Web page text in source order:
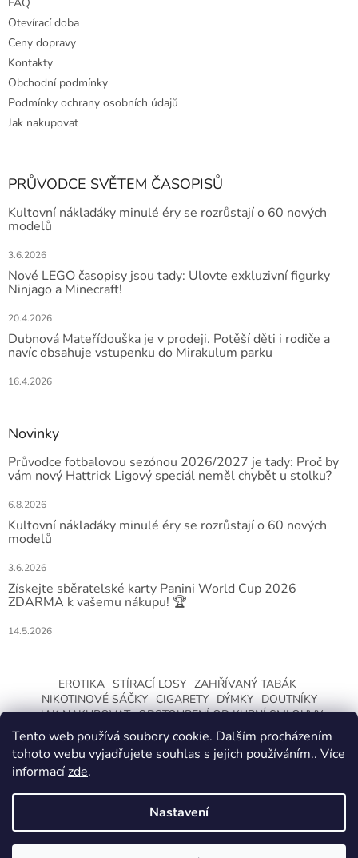
Tento web používá soubory cookie. Dalším procházením
tohoto webu vyjadřujete souhlas s jejich používáním.. Více
informacízde.
Nastavení
Otevírací doba
Ceny dopravy
Kontakty
Obchodní podmínky
Podmínky ochrany osobních údajů
Jak nakupovat
PRŮVODCE SVĚTEM ČASOPISŮ
Kultovní náklaďáky minulé éry se rozrůstají o 60 nových
modelů
3.6.2026
Nové LEGO časopisy jsou tady: Ulovte exkluzivní figurky
Ninjago a Minecraft!
20.4.2026
Dubnová Mateřídouška je v prodeji. Potěší děti i rodiče a
navíc obsahuje vstupenku do Mirakulum parku
16.4.2026
Novinky
Průvodce fotbalovou sezónou 2026/2027 je tady: Proč by
vám nový Hattrick Ligový speciál neměl chybět u stolku?
6.8.2026
Kultovní náklaďáky minulé éry se rozrůstají o 60 nových
modelů
3.6.2026
Získejte sběratelské karty Panini World Cup 2026
ZDARMA k vašemu nákupu! 🏆
14.5.2026
EROTIKA STÍRACÍ LOSY ZAHŘÍVANÝ TABÁK
NIKOTINOVÉ SÁČKY CIGARETY DÝMKY
DOUTNÍKY
JAK NAKUPOVAT ODSTOUPENÍ OD KUPNÍ SMLOUVY
Vytvořil Shoptet